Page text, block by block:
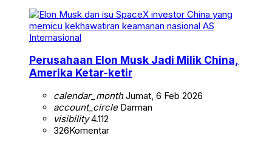
Internasional
Perusahaan Elon Musk Jadi Milik China,
Amerika Ketar-ketir
calendar_monthJumat, 6 Feb 2026
account_circleDarman
visibility4.112
326Komentar